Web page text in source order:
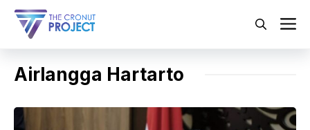
Langsung
Airlangga Hartarto